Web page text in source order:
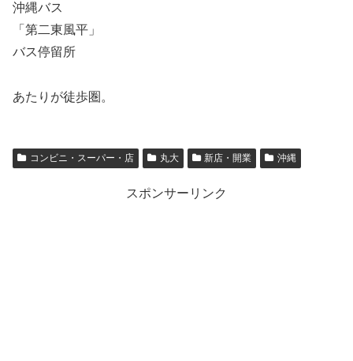
沖縄バス
「第二東風平」
バス停留所
あたりが徒歩圏。
コンビニ・スーパー・店 丸大 新店・開業 沖縄
スポンサーリンク